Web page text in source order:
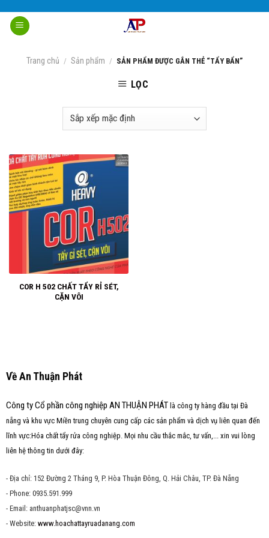
content
Trang chủ / Sản phẩm / SẢN PHẨM ĐƯỢC GẮN THẺ “TẨY BẨN”
LỌC
COR H 502 CHẤT TẨY RỈ SÉT,
CẶN VÔI
Về An Thuận Phát
Công ty Cổ phần công nghiệp AN THUẬN PHÁT là công ty hàng đầu tại Đà
nẵng và khu vực Miền trung chuyên cung cấp các sản phẩm và dịch vụ liên quan đến
lĩnh vực:Hóa chất tẩy rửa công nghiệp. Mọi nhu cầu thắc mắc, tư vấn,... xin vui lòng
liên hệ thông tin dưới đây:
- Địa chỉ: 152 Đường 2 Tháng 9, P. Hòa Thuận Đông, Q. Hải Châu, TP. Đà Nẵng
- Phone: 0935.591.999
- Email: anthuanphatjsc@vnn.vn
- Website: www.hoachattayruadanang.com